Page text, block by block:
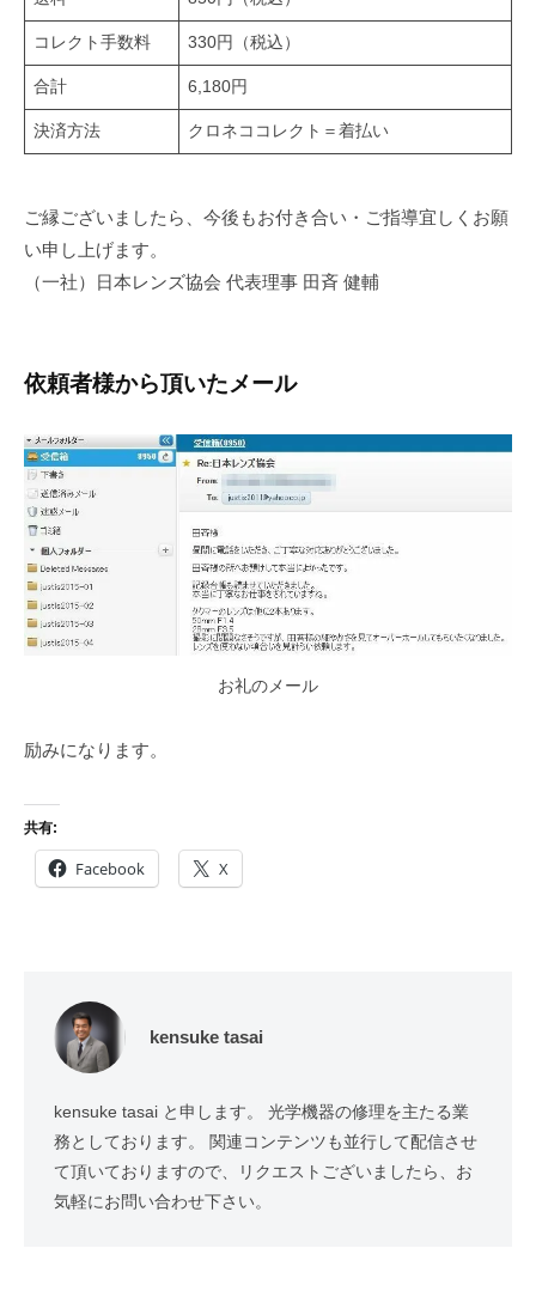
コレクト手数料 330円（税込）
合計 6,180円
決済方法 クロネココレクト＝着払い
ご縁ございましたら、今後もお付き合い・ご指導宜しくお願
い申し上げます。
（一社）日本レンズ協会 代表理事 田斉 健輔
依頼者様から頂いたメール
お礼のメール
励みになります。
共有:
Facebook X
kensuke tasai
kensuke tasai と申します。 光学機器の修理を主たる業
務としております。 関連コンテンツも並行して配信させ
て頂いておりますので、リクエストございましたら、お
気軽にお問い合わせ下さい。